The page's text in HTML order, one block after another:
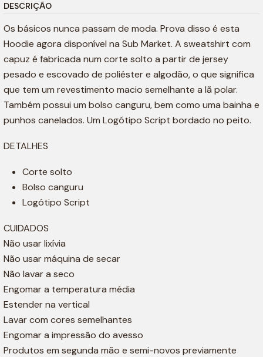
DESCRIÇÃO
Os básicos nunca passam de moda. Prova disso é esta
Hoodie agora disponível na Sub Market. A sweatshirt com
capuz é fabricada num corte solto a partir de jersey
pesado e escovado de poliéster e algodão, o que significa
que tem um revestimento macio semelhante a lã polar.
Também possui um bolso canguru, bem como uma bainha e
punhos canelados. Um Logótipo Script bordado no peito.
DETALHES
Corte solto
Bolso canguru
Logótipo Script
CUIDADOS
Não usar lixívia
Não usar máquina de secar
Não lavar a seco
Engomar a temperatura média
Estender na vertical
Lavar com cores semelhantes
Engomar a impressão do avesso
Produtos em segunda mão e semi-novos previamente